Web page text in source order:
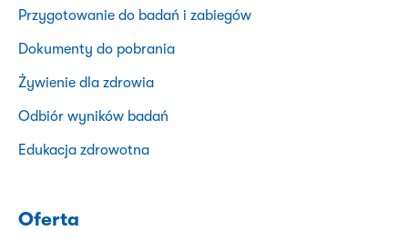
Przygotowanie do badań i zabiegów
Dokumenty do pobrania
Żywienie dla zdrowia
Odbiór wyników badań
Edukacja zdrowotna
Oferta